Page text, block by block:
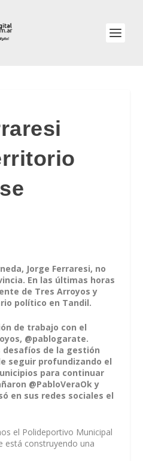
Jorge Ferraresi, no
En las últimas horas
de Tres Arroyos y
político en Tandil.
de trabajo con el
@pablogarate.
desafíos de la gestión
seguir profundizando el
para continuar
@PabloVeraOk y
en sus redes sociales el
el Polideportivo Municipal
está construyendo una